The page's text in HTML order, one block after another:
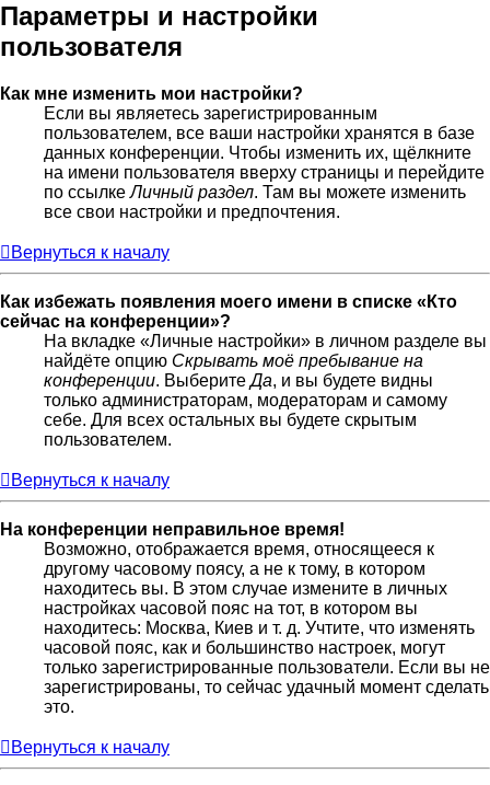
Параметры и настройки
пользователя
Как мне изменить мои настройки?
Если вы являетесь зарегистрированным
пользователем, все ваши настройки хранятся в базе
данных конференции. Чтобы изменить их, щёлкните
на имени пользователя вверху страницы и перейдите
по ссылкеЛичный раздел. Там вы можете изменить
все свои настройки и предпочтения.
Вернуться к началу
Как избежать появления моего имени в списке «Кто
сейчас на конференции»?
На вкладке «Личные настройки» в личном разделе вы
найдёте опцию Скрывать моё пребывание на
конференции. ВыберитеДа, и вы будете видны
только администраторам, модераторам и самому
себе. Для всех остальных вы будете скрытым
пользователем.
Вернуться к началу
На конференции неправильное время!
Возможно, отображается время, относящееся к
другому часовому поясу, а не к тому, в котором
находитесь вы. В этом случае измените в личных
настройках часовой пояс на тот, в котором вы
находитесь: Москва, Киев и т. д. Учтите, что изменять
часовой пояс, как и большинство настроек, могут
только зарегистрированные пользователи. Если вы не
зарегистрированы, то сейчас удачный момент сделать
это.
Вернуться к началу